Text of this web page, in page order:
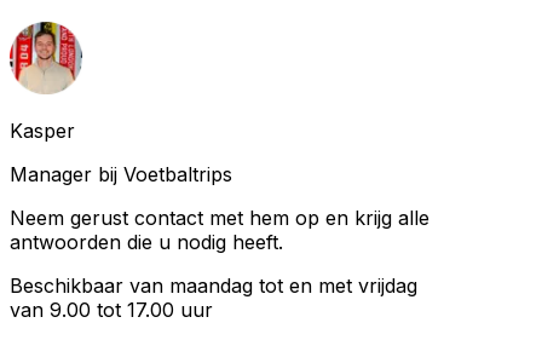
Kasper
Manager bij Voetbaltrips
Neem gerust contact met hem op en krijg alle
antwoorden die u nodig heeft.
Beschikbaar van maandag tot en met vrijdag
van 9.00 tot 17.00 uur